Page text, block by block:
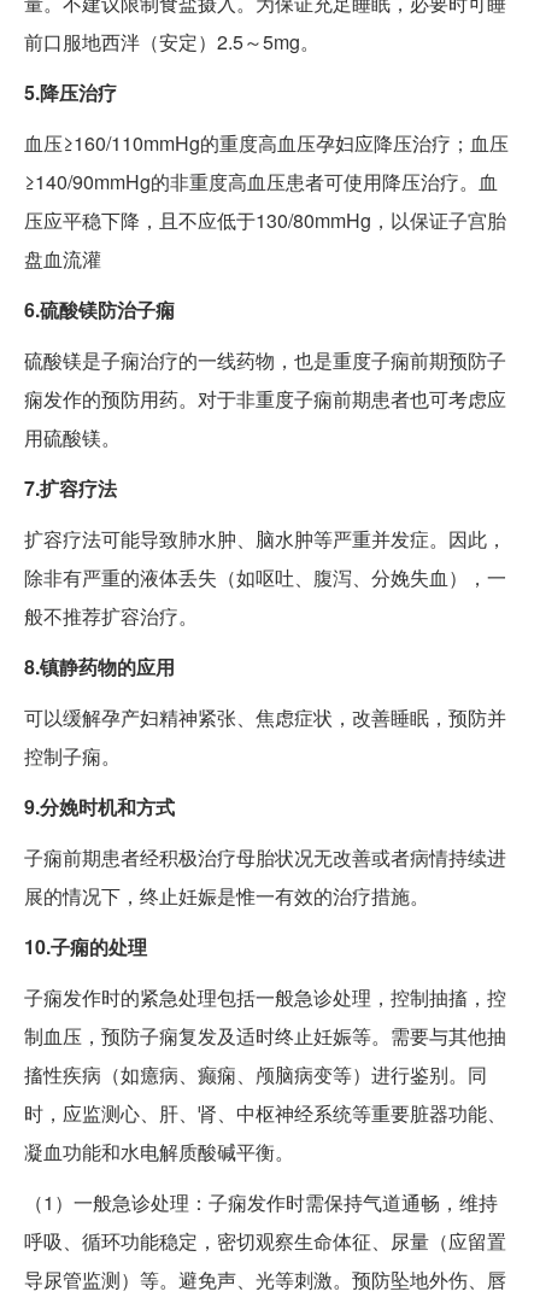
前口服地西泮（安定）2.5～5mg。
5.降压治疗
血压≥160/110mmHg的重度高血压孕妇应降压治疗；血压
≥140/90mmHg的非重度高血压患者可使用降压治疗。血
压应平稳下降，且不应低于130/80mmHg，以保证子宫胎
盘血流灌
6.硫酸镁防治子痫
硫酸镁是子痫治疗的一线药物，也是重度子痫前期预防子
痫发作的预防用药。对于非重度子痫前期患者也可考虑应
用硫酸镁。
7.扩容疗法
扩容疗法可能导致肺水肿、脑水肿等严重并发症。因此，
除非有严重的液体丢失（如呕吐、腹泻、分娩失血），一
般不推荐扩容治疗。
8.镇静药物的应用
可以缓解孕产妇精神紧张、焦虑症状，改善睡眠，预防并
控制子痫。
9.分娩时机和方式
子痫前期患者经积极治疗母胎状况无改善或者病情持续进
展的情况下，终止妊娠是惟一有效的治疗措施。
10.子痫的处理
子痫发作时的紧急处理包括一般急诊处理，控制抽搐，控
制血压，预防子痫复发及适时终止妊娠等。需要与其他抽
搐性疾病（如癔病、癫痫、颅脑病变等）进行鉴别。同
时，应监测心、肝、肾、中枢神经系统等重要脏器功能、
凝血功能和水电解质酸碱平衡。
（1）一般急诊处理：子痫发作时需保持气道通畅，维持
呼吸、循环功能稳定，密切观察生命体征、尿量（应留置
导尿管监测）等。避免声、光等刺激。预防坠地外伤、唇